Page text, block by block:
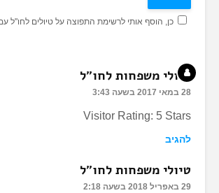
כן, הוסף אותי לרשימת התפוצה על טיולים לחו"ל
טיולי משפחות לחו"ל
28 במאי 2017 בשעה 3:43
Visitor Rating: 5 Stars
להגיב
טיולי משפחות לחו"ל
29 באפריל 2018 בשעה 2:18